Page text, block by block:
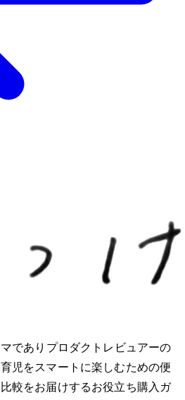
でありプロダクトレビュアーのMio
児をスマートに楽しむための便
較をお届けするお役立ち購入ガ